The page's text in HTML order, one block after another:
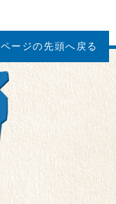
ページの先頭へ戻る